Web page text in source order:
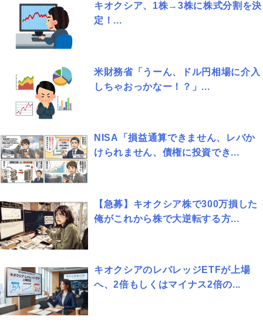
キオクシア、1株→3株に株式分割を決
定！...
米財務省「うーん、ドル円相場に介入
しちゃおっかなー！？」...
NISA「損益通算できません、レバか
けられません、債権に投資でき...
【急募】キオクシア株で300万損した
俺がこれから株で大逆転する方...
キオクシアのレバレッジETFが上場
へ、2倍もしくはマイナス2倍の...